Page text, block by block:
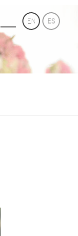
EN ES